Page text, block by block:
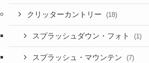
クリッターカントリー (18)
スプラッシュダウン・フォト (1)
スプラッシュ・マウンテン (7)